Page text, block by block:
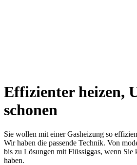
Effizienter heizen,
schonen
Sie wollen mit einer Gasheizung so
Wir haben die passende Technik. Von
bis zu Lösungen mit Flüssiggas, wenn Sie
haben.